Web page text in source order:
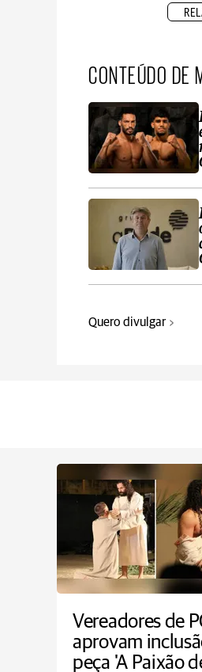
CONTEÚDO DE
Quero divulgar
Vereadores de
aprovam
peça 'A Paixão